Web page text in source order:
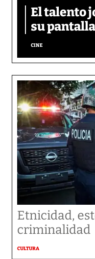
El talento
su pantalla​
CINE
Etnicidad,
criminalidad
CULTURA